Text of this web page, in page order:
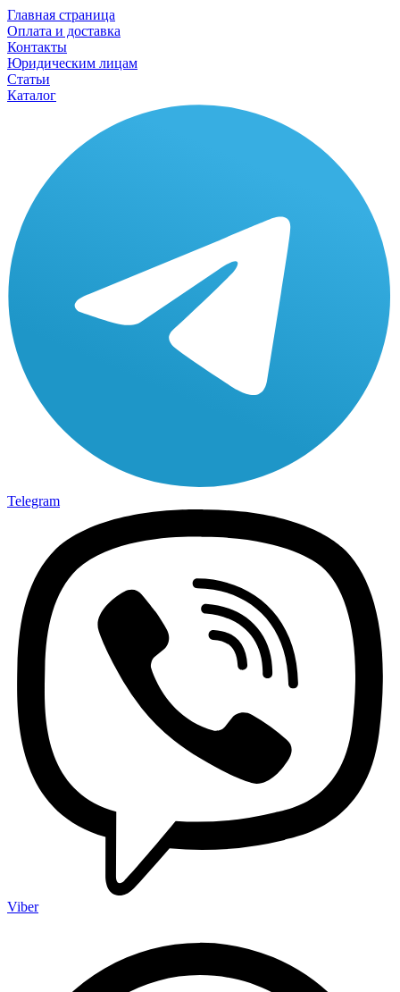
Главная страница
Оплата и доставка
Контакты
Юридическим лицам
Статьи
Каталог
Telegram
Viber